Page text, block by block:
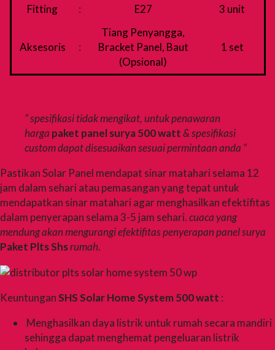
Fitting : E27 3 unit
Aksesoris :
Tiang Penyangga,
Bracket Panel, Baut
(Opsional)
1 set
” spesifikasi tidak mengikat, untuk penawaran
harga paket panel surya 500 watt& spesifikasi
custom dapat disesuaikan sesuai permintaan anda “
Pastikan Solar Panel mendapat sinar matahari selama 12
jam dalam sehari atau pemasangan yang tepat untuk
mendapatkan sinar matahari agar menghasilkan efektifitas
dalam penyerapan selama 3-5 jam sehari.cuaca yang
mendung akan mengurangi efektifitas penyerapan panel surya
Paket Plts Shsrumah.
KeuntunganSHS Solar Home System 500 watt :
Menghasilkan daya listrik untuk rumah secara mandiri
sehingga dapat menghemat pengeluaran listrik